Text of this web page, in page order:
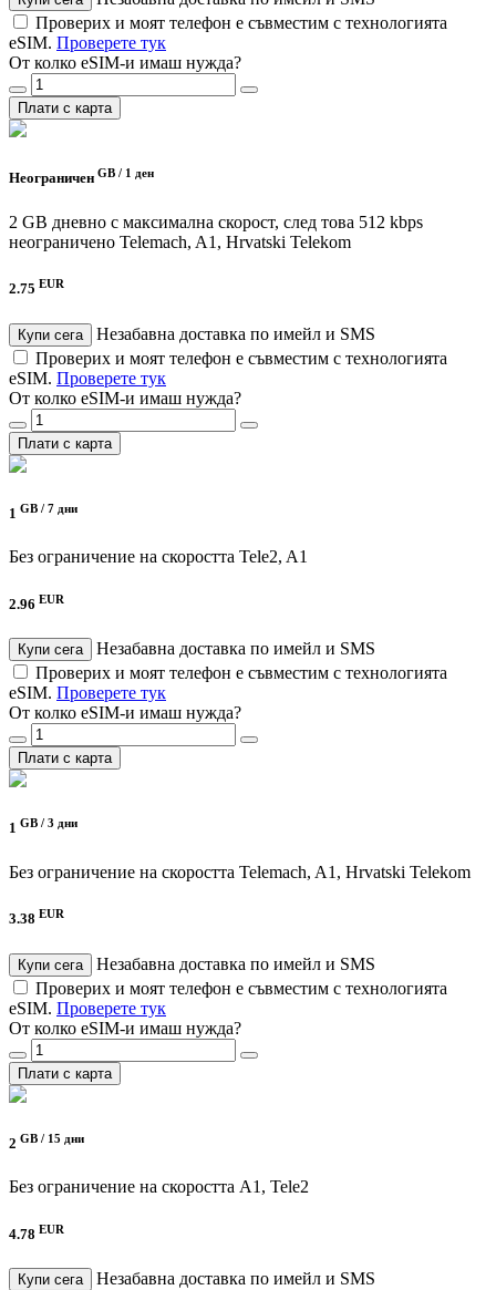
Проверих и моят телефон е съвместим с технологията
eSIM. Проверете тук
От колко eSIM-и имаш нужда?
Плати с карта
Неограничен GB / 1 ден
2 GB дневно с максимална скорост, след това 512 kbps
неограничено Telemach, A1, Hrvatski Telekom
2.75 EUR
Купи сега
Незабавна доставка по имейл и SMS
Проверих и моят телефон е съвместим с технологията
eSIM. Проверете тук
От колко eSIM-и имаш нужда?
Плати с карта
1 GB / 7 дни
Без ограничение на скоростта Tele2, A1
2.96 EUR
Купи сега
Незабавна доставка по имейл и SMS
Проверих и моят телефон е съвместим с технологията
eSIM. Проверете тук
От колко eSIM-и имаш нужда?
Плати с карта
1 GB / 3 дни
Без ограничение на скоростта Telemach, A1, Hrvatski Telekom
3.38 EUR
Купи сега
Незабавна доставка по имейл и SMS
Проверих и моят телефон е съвместим с технологията
eSIM. Проверете тук
От колко eSIM-и имаш нужда?
Плати с карта
2 GB / 15 дни
Без ограничение на скоростта A1, Tele2
4.78 EUR
Купи сега
Незабавна доставка по имейл и SMS